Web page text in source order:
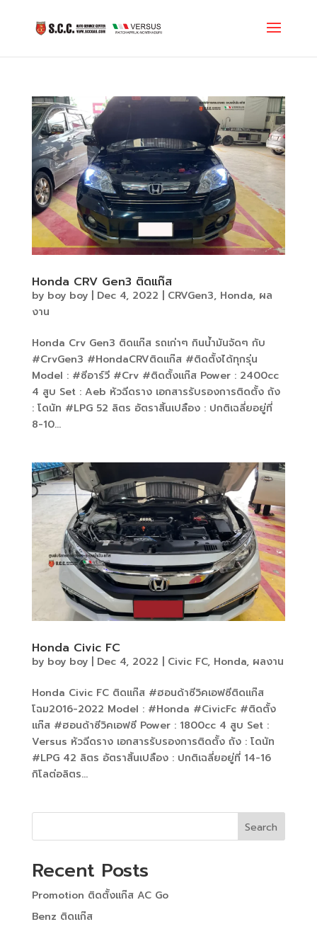
Honda CRV Gen3 ติดแก๊ส
by boy boy| Dec 4, 2022 CRVGen3, Honda, ผล
งาน
Honda Crv Gen3 ติดแก๊ส รถเก่าๆ กินน้ำมันจัดๆ กับ
#CrvGen3 #HondaCRVติดแก๊ส #ติดตั้งได้ทุกรุ่น
Model : #ซีอาร์วี #Crv #ติดตั้งแก๊ส Power : 2400cc
4 สูบ Set : Aeb หัวฉีดราง เอกสารรับรองการติดตั้ง ถัง
: โดนัท #LPG 52 ลิตร อัตราสิ้นเปลือง : ปกติเฉลี่ยอยู่ที่
8-10...
Honda Civic FC
by boy boy| Dec 4, 2022 Civic FC, Honda, ผลงาน
Honda Civic FC ติดแก๊ส #ฮอนด้าซีวิคเอฟซีติดแก๊ส
โฉม2016-2022 Model : #Honda #CivicFc #ติดตั้ง
แก๊ส #ฮอนด้าซีวิคเอฟซี Power : 1800cc 4 สูบ Set :
Versus หัวฉีดราง เอกสารรับรองการติดตั้ง ถัง : โดนัท
#LPG 42 ลิตร อัตราสิ้นเปลือง : ปกติเฉลี่ยอยู่ที่ 14-16
กิโลต่อลิตร...
Search
Recent Posts
Promotion ติดตั้งแก๊ส AC Go
Benz ติดแก๊ส